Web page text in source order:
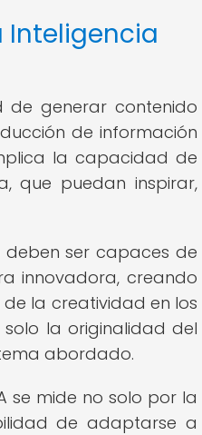
Inteligencia
generar contenido
de información
la capacidad de
que puedan inspirar,
deben ser capaces de
innovadora, creando
la creatividad en los
la originalidad del
abordado.
se mide no solo por la
de adaptarse a